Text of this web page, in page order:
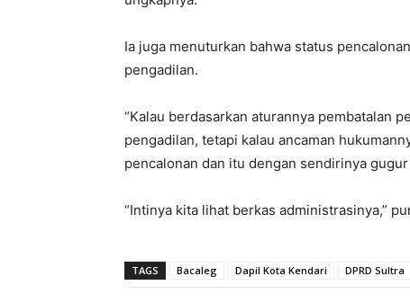
Ia juga menuturkan bahwa status
pengadilan.
“Kalau berdasarkan aturannya pembatalan
pengadilan, tetapi kalau ancaman
pencalonan dan itu dengan sendirinya
“Intinya kita lihat berkas administrasinya,”
TAGS Bacaleg Dapil Kota Kendari DPRD Sultra